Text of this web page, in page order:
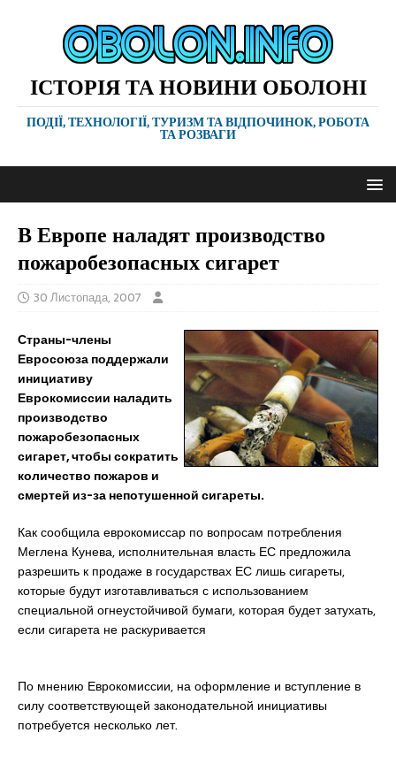
ІСТОРІЯ ТА НОВИНИ ОБОЛОНІ
ПОДІЇ, ТЕХНОЛОГІЇ, ТУРИЗМ ТА ВІДПОЧИНОК, РОБОТА
ТА РОЗВАГИ
В Европе наладят производство
пожаробезопасных сигарет
30 Листопада, 2007
Страны-члены
Евросоюза поддержали
инициативу
Еврокомиссии наладить
производство
пожаробезопасных
сигарет, чтобы сократить
количество пожаров и
смертей из-за непотушенной сигареты.
Как сообщила еврокомиссар по вопросам потребления
Меглена Кунева, исполнительная власть ЕС предложила
разрешить к продаже в государствах ЕС лишь сигареты,
которые будут изготавливаться с использованием
специальной огнеустойчивой бумаги, которая будет затухать,
если сигарета не раскуривается
По мнению Еврокомиссии, на оформление и вступление в
силу соответствующей законодательной инициативы
потребуется несколько лет.